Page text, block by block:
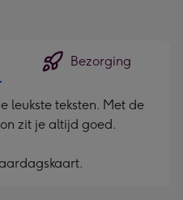
Bezorging
leukste teksten. Met de
zit je altijd goed.